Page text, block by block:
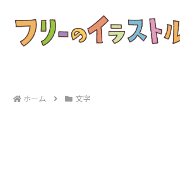
ホーム 文字